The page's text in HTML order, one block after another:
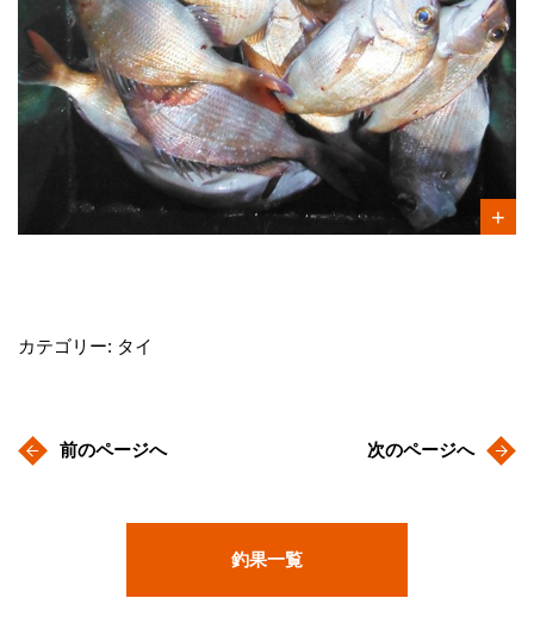
カテゴリー: タイ
前のページへ
釣果一覧
次のページへ